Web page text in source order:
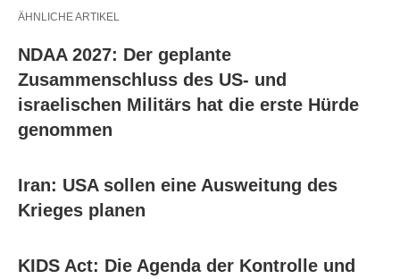
ÄHNLICHE ARTIKEL
NDAA 2027: Der geplante
Zusammenschluss des US- und
israelischen Militärs hat die erste Hürde
genommen
Iran: USA sollen eine Ausweitung des
Krieges planen
KIDS Act: Die Agenda der Kontrolle und